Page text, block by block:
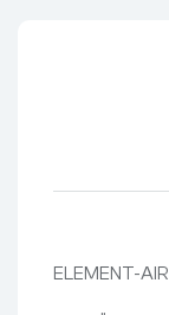
ELEMENT-